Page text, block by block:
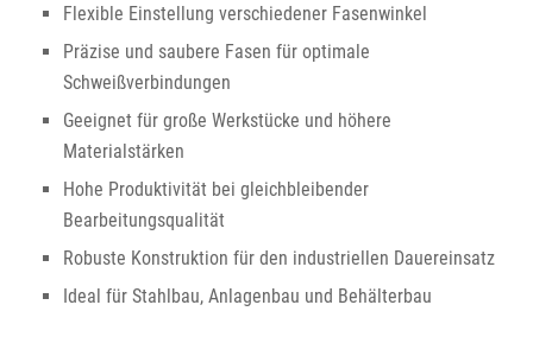
Flexible Einstellung verschiedener Fasenwinkel
Präzise und saubere Fasen für optimale
Schweißverbindungen
Geeignet für große Werkstücke und höhere
Materialstärken
Hohe Produktivität bei gleichbleibender
Bearbeitungsqualität
Robuste Konstruktion für den industriellen Dauereinsatz
Ideal für Stahlbau, Anlagenbau und Behälterbau